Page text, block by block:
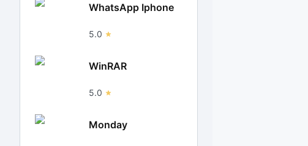
WhatsApp Iphone
5.0
WinRAR
5.0
Monday